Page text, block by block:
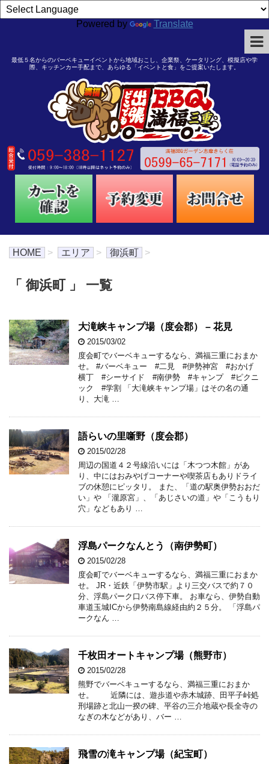
Powered by Translate
最低５名からのバーベキューイベントから地域おこし、企業祭、ケータリング、模擬店や学
際、キッチンカー手配まで、あらゆる「イベントと食」をご提案いたします。
HOME > エリア > 御浜町 >
「 御浜町 」 一覧
大滝峡キャンプ場（度会郡） – 花見
2015/03/02
度会町でバーベキューするなら、満福三重におまか
せ。 #バーベキュー #二見 #伊勢神宮 #おかげ
横丁 #シーサイド #南伊勢 #キャンプ #ピクニ
ック #学割 「大滝峡キャンプ場」はその名の通
り、大滝 …
語らいの里噺野（度会郡）
2015/02/28
周辺の国道４２号線沿いには「木つつ木館」があ
り、中にはおみやげコーナーや喫茶店もありドライ
ブの休憩にピッタリ。 また、「道の駅奥伊勢おおだ
い」や 「瀧原宮」、「あじさいの道」や「こうもり
穴」などもあり …
浮島パークなんとう（南伊勢町）
2015/02/28
度会町でバーベキューするなら、満福三重におまか
せ。 JR・近鉄「伊勢市駅」より三交バスで約７０
分、浮島パーク口バス停下車。 お車なら、伊勢自動
車道玉城ICから伊勢南島線経由約２５分。 「浮島パ
ークなん …
千枚田オートキャンプ場（熊野市）
2015/02/28
熊野でバーベキューするなら、満福三重におまか
せ。 近隣には、遊歩道や赤木城跡、田平子峠処
刑場跡と北山一揆の碑、平谷の三介地蔵や長全寺の
なぎの木などがあり、バー …
飛雪の滝キャンプ場（紀宝町）